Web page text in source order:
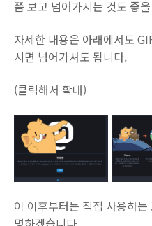
쯤 보고 넘어가시는 것도 좋
자세한 내용은 아래에서도
시면 넘어가셔도 됩니다.
(클릭해서 확대)
이 이후부터는 직접 사용하